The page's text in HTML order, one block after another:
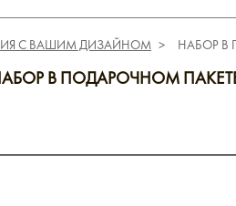
С ВАШИМ ДИЗАЙНОМ НАБОР В
В ПОДАРОЧНОМ